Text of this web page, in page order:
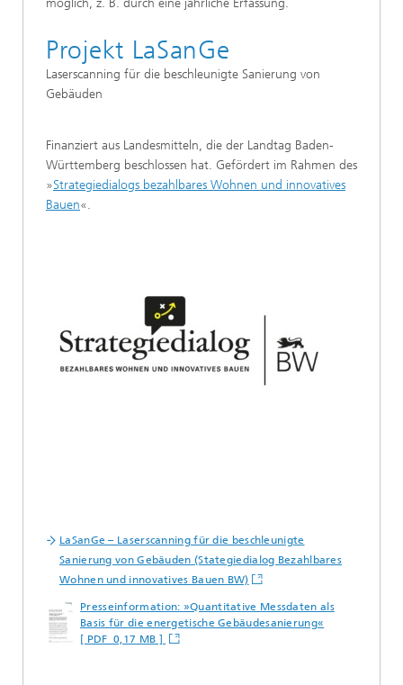
möglich, z. B. durch eine jährliche Erfassung.
Projekt LaSanGe
Laserscanning für die beschleunigte Sanierung von
Gebäuden
Finanziert aus Landesmitteln, die der Landtag Baden-
Württemberg beschlossen hat. Gefördert im Rahmen des
»Strategiedialogs bezahlbares Wohnen und innovatives
Bauen«.
LaSanGe – Laserscanning für die beschleunigte
Sanierung von Gebäuden (Stategiedialog Bezahlbares
Wohnen und innovatives Bauen BW)
Presseinformation: »Quantitative Messdaten als
Basis für die energetische Gebäudesanierung«
[ PDF 0,17 MB ]